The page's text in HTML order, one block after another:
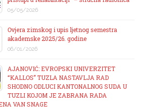
05/05/2026
Ovjera zimskog i upis ljetnog semestra
akademske 2025/26. godine
06/01/2026
AJANOVIĆ: EVROPSKI UNIVERZITET
“KALLOS” TUZLA NASTAVLJA RAD
SHODNO ODLUCI KANTONALNOG SUDA U
TUZLI KOJOM JE ZABRANA RADA
VAN SNAGE